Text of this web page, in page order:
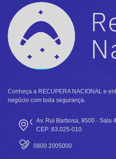
Conheça a RECUPERA NACIONAL e
negócio com toda segurança.
Av. Rui Barbosa, 9500 · Sala
CEP: 83.025-010
0800 2005000